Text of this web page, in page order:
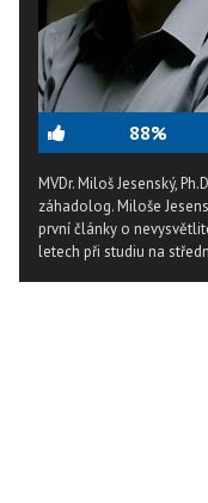
88%
MVDr. Miloš Jesenský,
záhadolog. Miloše
první články o
letech při studiu na